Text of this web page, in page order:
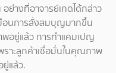
ย่างที่อาจารย์เกดได้กล่าว
อนการสั่งสมบุญมากขึ้น
อยู่แล้ว การทำแคมเปญ
ราะลูกค้าเชื่อมั่นในคุณภาพ
แล้ว.